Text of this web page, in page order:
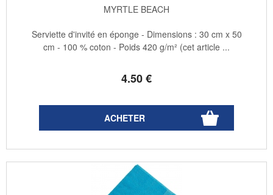
MYRTLE BEACH
4.50€
Serviette d'invité en éponge - Dimensions : 30 cm x 50
cm - 100 % coton - Poids 420 g/m² (cet article ...